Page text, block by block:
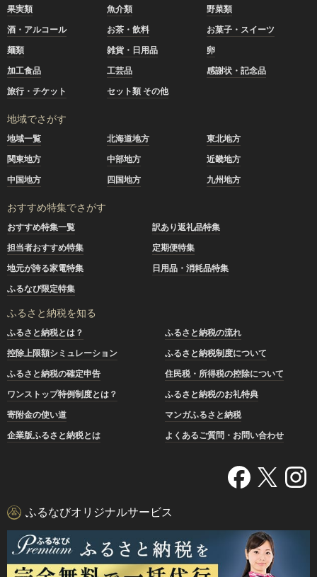
果実類
魚介類
野菜類
酒・アルコール
お茶・飲料
お菓子・スイーツ
麺類
雑貨・日用品
卵
加工食品
工芸品
感謝状・記念品
旅行・チケット
セット類 その他
地域でさがす
地域一覧 北海道地方
東北地方
関東地方
中部地方
近畿地方
中国地方
四国地方 九州地方
おすすめ特集でさがす
おすすめ特集一覧
訳あり返礼品特集
担当者おすすめ特集
定期便特集
地元が誇る家電特集
日用品・消耗品特集
ふるなび限定特集
ふるさと納税を知る
ふるさと納税とは？
ふるさと納税の流れ
控除上限額シミュレーション
ふるさと納税制度について
ふるさと納税の確定申告
住民税・所得税の控除について
ワンストップ特例制度とは？
ふるさと納税のお礼特典
寄附金の使い道
マンガふるさと納税
企業版ふるさと納税とは
よくあるご質問・お問い合わせ
ふるなびオリジナルサービス